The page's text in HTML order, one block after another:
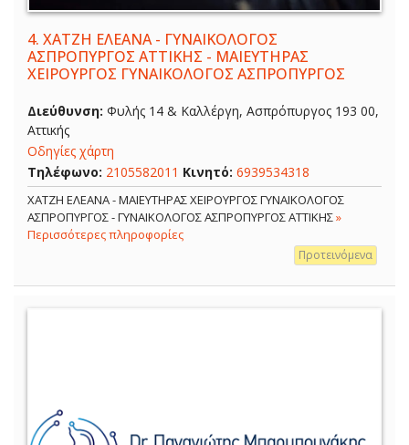
4. ΧΑΤΖΗ ΕΛΕΑΝΑ - ΓΥΝΑΙΚΟΛΟΓΟΣ
ΑΣΠΡΟΠΥΡΓΟΣ ΑΤΤΙΚΗΣ - ΜΑΙΕΥΤΗΡΑΣ
ΧΕΙΡΟΥΡΓΟΣ ΓΥΝΑΙΚΟΛΟΓΟΣ ΑΣΠΡΟΠΥΡΓΟΣ
Διεύθυνση: Φυλής 14 & Καλλέργη, Ασπρόπυργος 193 00,
Αττικής
Οδηγίες χάρτη
Τηλέφωνο: 2105582011 Κινητό: 6939534318
ΧΑΤΖΗ ΕΛΕΑΝΑ - ΜΑΙΕΥΤΗΡΑΣ ΧΕΙΡΟΥΡΓΟΣ ΓΥΝΑΙΚΟΛΟΓΟΣ
ΑΣΠΡΟΠΥΡΓΟΣ - ΓΥΝΑΙΚΟΛΟΓΟΣ ΑΣΠΡΟΠΥΡΓΟΣ ΑΤΤΙΚΗΣ»
Περισσότερες πληροφορίες
Προτεινόμενα